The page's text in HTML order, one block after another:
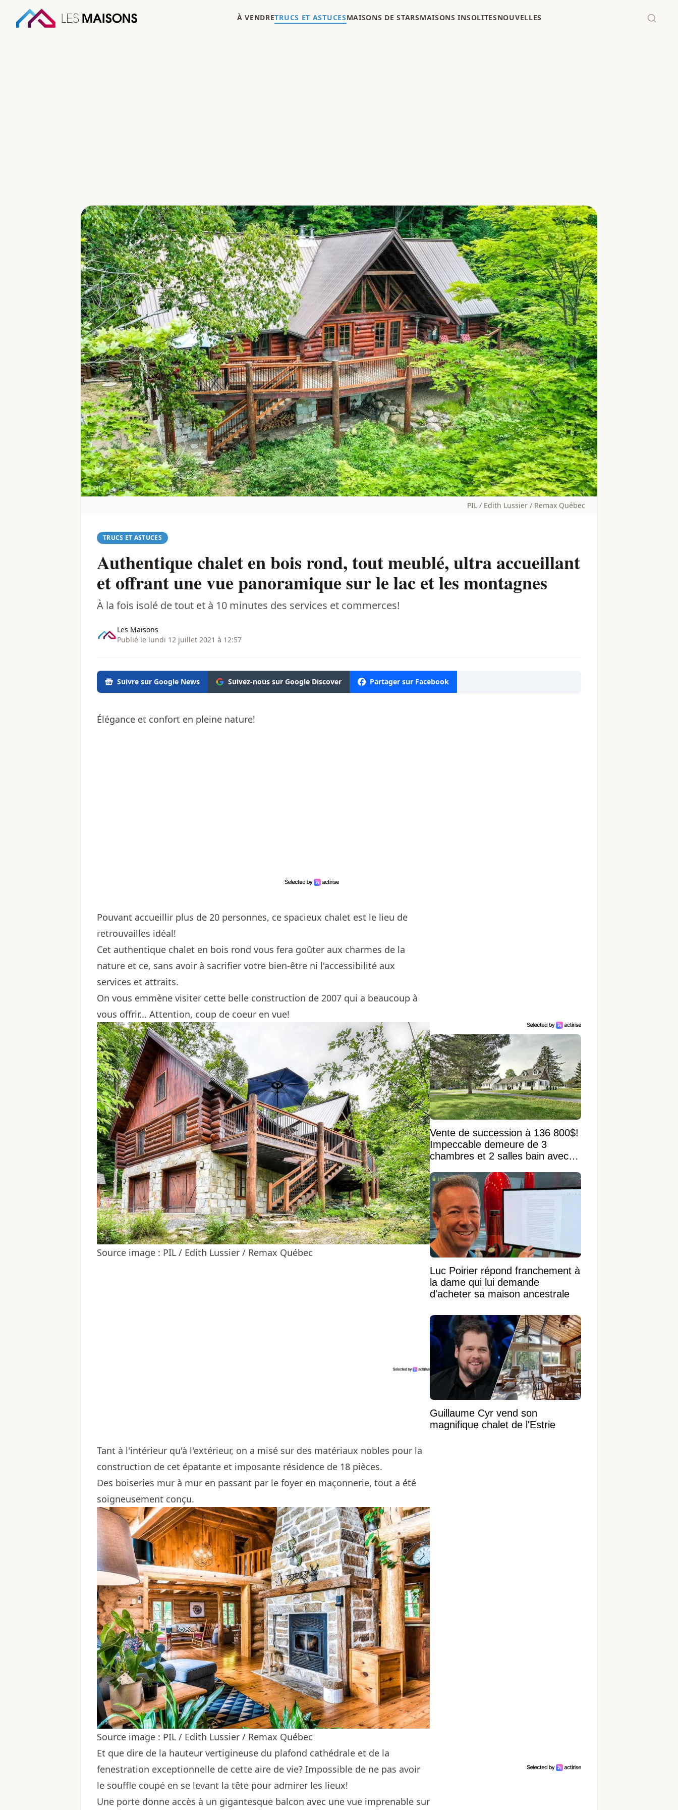
À VENDRETRUCS ET ASTUCESMAISONS DE STARSMAISONS INSOLITESNOUVELLES
PIL / Edith Lussier / Remax Québec
TRUCS ET ASTUCES
Authentique chalet en bois rond, tout meublé, ultra accueillant
et offrant une vue panoramique sur le lac et les montagnes
À la fois isolé de tout et à 10 minutes des services et commerces!
Les Maisons
Publié le lundi 12 juillet 2021 à 12:57
Suivre sur Google News Suivez-nous sur Google Discover Partager sur Facebook
Élégance et confort en pleine nature!
Pouvant accueillir plus de 20 personnes, ce spacieux chalet est le lieu de
retrouvailles idéal!
Cet authentique chalet en bois rond vous fera goûter aux charmes de la
nature et ce, sans avoir à sacrifier votre bien-être ni l'accessibilité aux
services et attraits.
On vous emmène visiter cette belle construction de 2007 qui a beaucoup à
vous offrir... Attention, coup de coeur en vue!
Source image : PIL / Edith Lussier / Remax Québec
Tant à l'intérieur qu'à l'extérieur, on a misé sur des matériaux nobles pour la
construction de cet épatante et imposante résidence de 18 pièces.
Des boiseries mur à mur en passant par le foyer en maçonnerie, tout a été
soigneusement conçu.
Source image : PIL / Edith Lussier / Remax Québec
Et que dire de la hauteur vertigineuse du plafond cathédrale et de la
fenestration exceptionnelle de cette aire de vie? Impossible de ne pas avoir
le souffle coupé en se levant la tête pour admirer les lieux!
Une porte donne accès à un gigantesque balcon avec une vue imprenable sur
Vente de succession à 136 800$!
Impeccable demeure de 3
chambres et 2 salles bain avec
Luc Poirier répond franchement à
la dame qui lui demande
d'acheter sa maison ancestrale
Guillaume Cyr vend son
magnifique chalet de l'Estrie